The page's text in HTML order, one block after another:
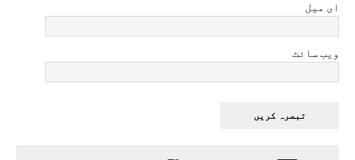
ای میل
ویب سائٹ